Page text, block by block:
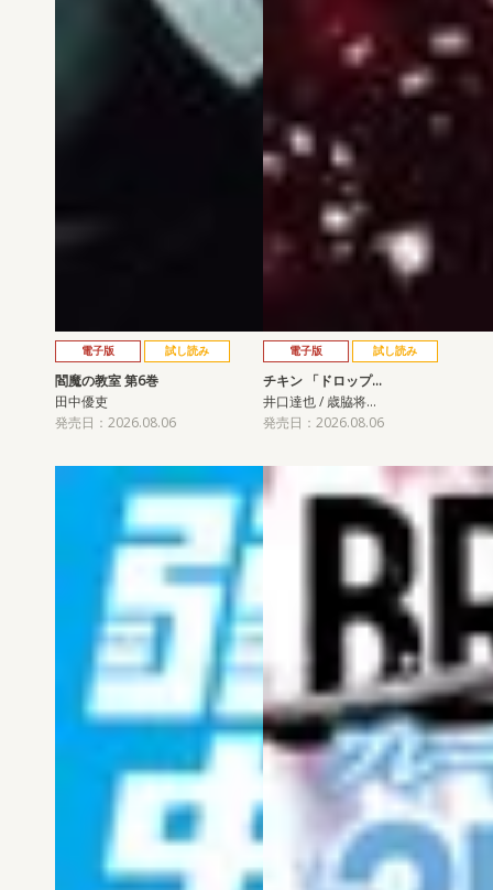
電子版 試し読み
閻魔の教室 第6巻
田中優吏
発売日：2026.08.06
電子版 試し読み
チキン 「ドロップ…
井口達也 / 歳脇将…
発売日：2026.08.06